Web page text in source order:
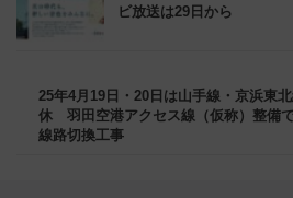
ビ放送は29日から
25年4月19日・20日は山手線・京浜東
休 羽田空港アクセス線（仮称）整備
線路切換工事